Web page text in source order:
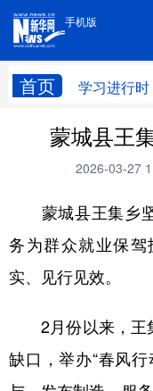
手机版
首页 学习进行时
手机版
学习进行时
台湾 思
科技
文化
访谈
法律 中
蒙城县王
2026-03-27
蒙城县王集乡坚
务为群众就业保
实、见行见效。
2月份以来，王
缺口，举办“春风